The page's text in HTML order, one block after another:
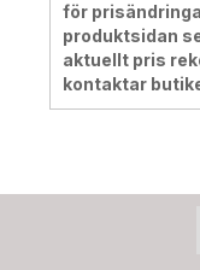
för
produktsidan
aktuellt pris
kontaktar